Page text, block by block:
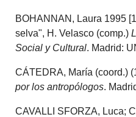
BOHANNAN, Laura 1995
selva", H. Velasco (comp.)
Social y Cultural. Madrid:
CÁTEDRA, María (coord.)
por los antropólogos.
CAVALLI SFORZA, Luca;